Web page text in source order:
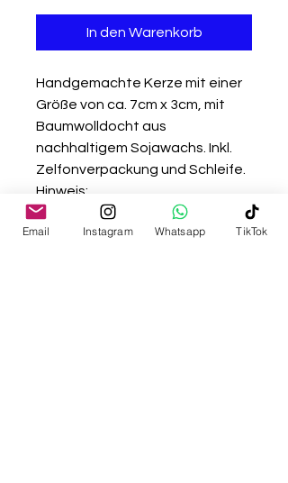
In den Warenkorb
Handgemachte Kerze mit einer
Größe von ca. 7cm x 3cm, mit
Baumwolldocht aus
nachhaltigem Sojawachs. Inkl.
Zelfonverpackung und Schleife.
Hinweis:
Nur auf feuerfestem Untergrund
anzünden. Dekokerze mit einer
Email Instagram Whatsapp TikTok